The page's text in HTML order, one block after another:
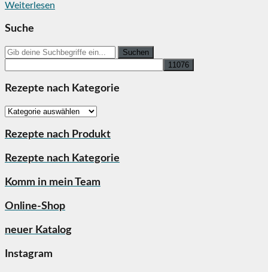
Weiterlesen
Suche
Search
for:
Rezepte nach Kategorie
Rezepte
Kategorie
Rezepte nach Produkt
Rezepte nach Kategorie
Komm in mein Team
Online-Shop
neuer Katalog
Instagram